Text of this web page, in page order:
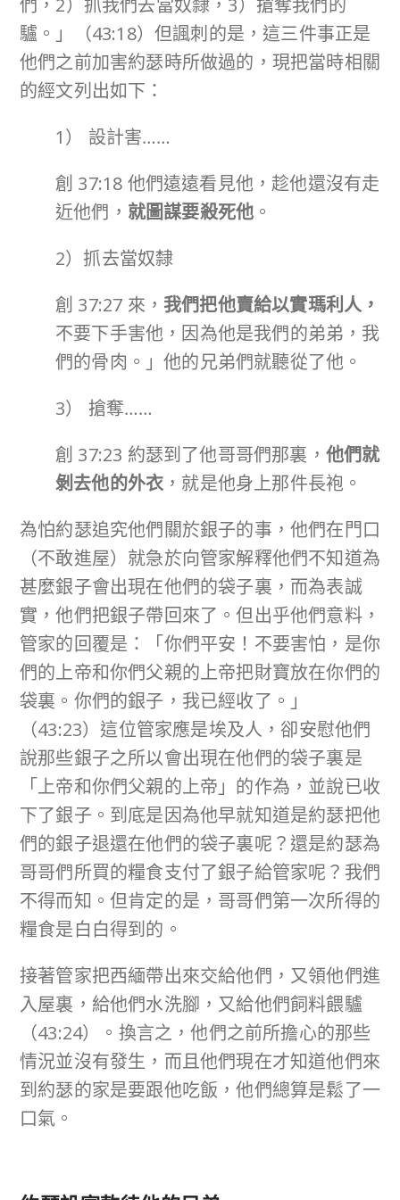
們，2）抓我們去當奴隸，3）搶奪我們的
驢。」（43:18）但諷刺的是，這三件事正是
他們之前加害約瑟時所做過的，現把當時相關
的經文列出如下：
1） 設計害……
創 37:18 他們遠遠看見他，趁他還沒有走
近他們， 就圖謀要殺死他 。
2）抓去當奴隸
創 37:27 來， 我們把他賣給以實瑪利人，
不要下手害他，因為他是我們的弟弟，我
們的骨肉。」他的兄弟們就聽從了他。
3） 搶奪……
創 37:23 約瑟到了他哥哥們那裏， 他們就
剝去他的外衣 ，就是他身上那件長袍。
為怕約瑟追究他們關於銀子的事，他們在門口
（不敢進屋）就急於向管家解釋他們不知道為
甚麼銀子會出現在他們的袋子裏，而為表誠
實，他們把銀子帶回來了。但出乎他們意料，
管家的回覆是：「你們平安！不要害怕，是你
們的上帝和你們父親的上帝把財寶放在你們的
袋裏。你們的銀子，我已經收了。」
（43:23）這位管家應是埃及人，卻安慰他們
說那些銀子之所以會出現在他們的袋子裏是
「上帝和你們父親的上帝」的作為，並說已收
下了銀子。到底是因為他早就知道是約瑟把他
們的銀子退還在他們的袋子裏呢？還是約瑟為
哥哥們所買的糧食支付了銀子給管家呢？我們
不得而知。但肯定的是，哥哥們第一次所得的
糧食是白白得到的。
接著管家把西緬帶出來交給他們，又領他們進
入屋裏，給他們水洗腳，又給他們飼料餵驢
（43:24）。換言之，他們之前所擔心的那些
情況並沒有發生，而且他們現在才知道他們來
到約瑟的家是要跟他吃飯，他們總算是鬆了一
口氣。